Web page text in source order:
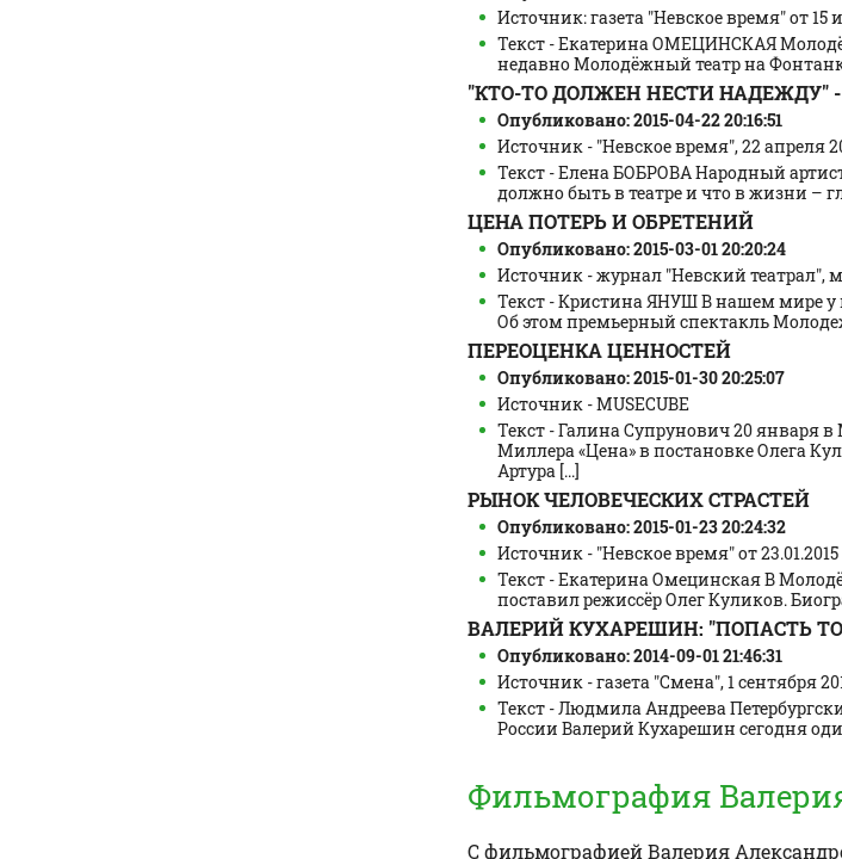
Источник: газета "Невское время" от 15
Текст - Екатерина ОМЕЦИНСКАЯ
недавно Молодёжный театр на
"КТО-ТО ДОЛЖЕН НЕСТИ НАДЕЖДУ"
Опубликовано: 2015-04-22 20:16:51
Источник - "Невское время", 22 апреля
Текст - Елена БОБРОВА Народный
должно быть в театре и что в жизни –
ЦЕНА ПОТЕРЬ И ОБРЕТЕНИЙ
Опубликовано: 2015-03-01 20:20:24
Источник - журнал "Невский театрал",
Текст - Кристина ЯНУШ В нашем мире у
Об этом премьерный спектакль
ПЕРЕОЦЕНКА ЦЕННОСТЕЙ
Опубликовано: 2015-01-30 20:25:07
Источник - MUSECUBE
Текст - Галина Супрунович 20 января
Миллера «Цена» в постановке Олега
Артура [...]
РЫНОК ЧЕЛОВЕЧЕСКИХ СТРАСТЕЙ
Опубликовано: 2015-01-23 20:24:32
Источник - "Невское время" от 23.01.2015
Текст - Екатерина Омецинская В
поставил режиссёр Олег Куликов.
ВАЛЕРИЙ КУХАРЕШИН: "ПОПАСТЬ
Опубликовано: 2014-09-01 21:46:31
Источник - газета "Смена", 1 сентября
Текст - Людмила Андреева
России Валерий Кухарешин сегодня
Фильмография
С фильмографиейВалерия